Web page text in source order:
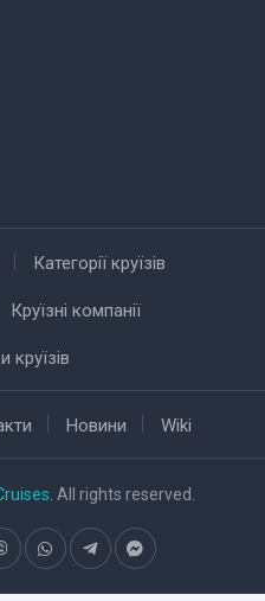
Категорії круїзів
Круїзні компанії
круїзів
Новини Wiki
. All rights reserved.